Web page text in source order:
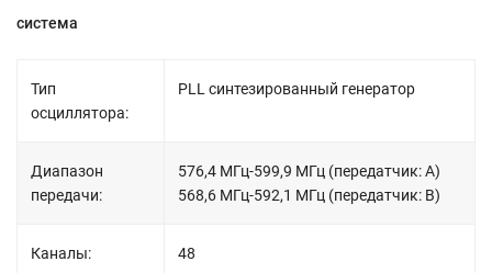
система
Тип
осциллятора:
PLL синтезированный генератор
Диапазон
передачи:
576,4 МГц-599,9 МГц (передатчик: A)
568,6 МГц-592,1 МГц (передатчик: B)
Каналы: 48